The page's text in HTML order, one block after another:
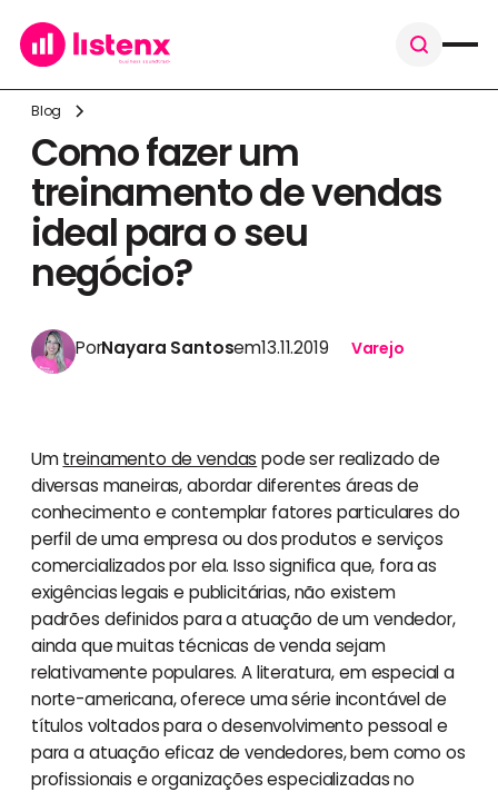
Blog
Como fazer um
treinamento de vendas
ideal para o seu
negócio?
PorNayara Santosem13.11.2019 Varejo
Umtreinamento de vendas pode ser realizado de
diversas maneiras, abordar diferentes áreas de
conhecimento e contemplar fatores particulares do
perfil de uma empresa ou dos produtos e serviços
comercializados por ela. Isso significa que, fora as
exigências legais e publicitárias, não existem
padrões definidos para a atuação de um vendedor,
ainda que muitas técnicas de venda sejam
relativamente populares. A literatura, em especial a
norte-americana, oferece uma série incontável de
títulos voltados para o desenvolvimento pessoal e
para a atuação eficaz de vendedores, bem como os
profissionais e organizações especializadas no